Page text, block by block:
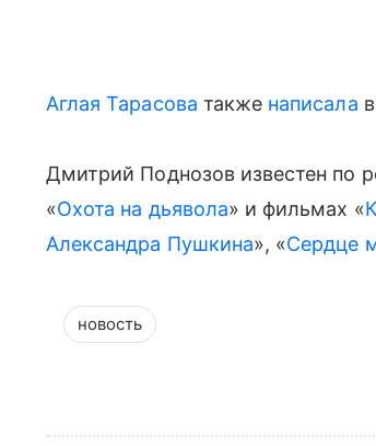
Аглая Тарасова также написала
Дмитрий Поднозов известен по
«Охота на дьявола» и фильмах «
Александра Пушкина», «Сердце
новость